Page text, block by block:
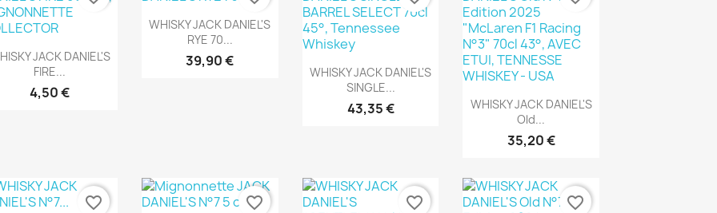
Aperçu rapide
JACK DANIEL'S
FIRE...
4,50 €
Aperçu rapide
WHISKY JACK DANIEL'S
RYE 70...
39,90 € Aperçu rapide
WHISKY JACK DANIEL'S
SINGLE...
43,35 € Aperçu rapide
WHISKY JACK DANIEL'S
Old...
35,20 €
favorite_border
favorite_border favorite_border favorite_border